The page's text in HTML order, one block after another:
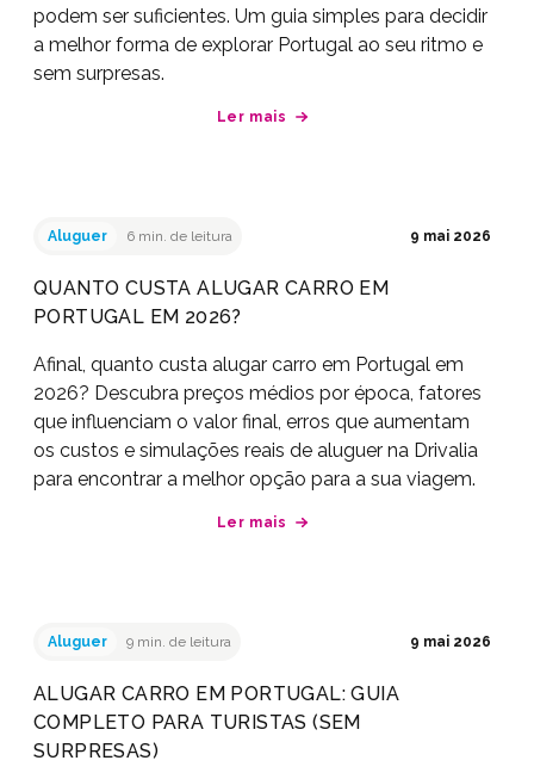
podem ser suficientes. Um guia simples para decidir
a melhor forma de explorar Portugal ao seu ritmo e
sem surpresas.
Ler mais
Aluguer 6 min. de leitura 9 mai 2026
QUANTO CUSTA ALUGAR CARRO EM
PORTUGAL EM 2026?
Afinal, quanto custa alugar carro em Portugal em
2026? Descubra preços médios por época, fatores
que influenciam o valor final, erros que aumentam
os custos e simulações reais de aluguer na Drivalia
para encontrar a melhor opção para a sua viagem.
Ler mais
Aluguer 9 min. de leitura 9 mai 2026
ALUGAR CARRO EM PORTUGAL: GUIA
COMPLETO PARA TURISTAS (SEM
SURPRESAS)